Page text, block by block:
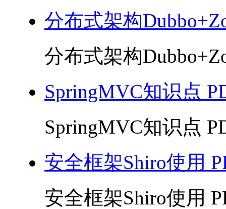
分布式架构
分布式架构
SpringMVC知识点
SpringMVC知识点
安全框架Shiro使用
安全框架Shiro使用